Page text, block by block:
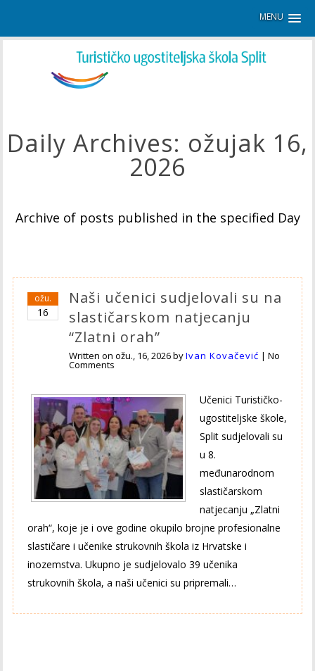
MENU
Daily Archives: ožujak 16,
2026
Archive of posts published in the specified Day
ožu.
16
Naši učenici sudjelovali su na
slastičarskom natjecanju
“Zlatni orah”
Written onožu., 16, 2026byIvan Kovačević |No
Comments
Učenici Turističko-
ugostiteljske škole,
Split sudjelovali su
u 8.
međunarodnom
slastičarskom
natjecanju „Zlatni
orah“, koje je i ove godine okupilo brojne profesionalne
slastičare i učenike strukovnih škola iz Hrvatske i
inozemstva. Ukupno je sudjelovalo 39 učenika
strukovnih škola, a naši učenici su pripremali…